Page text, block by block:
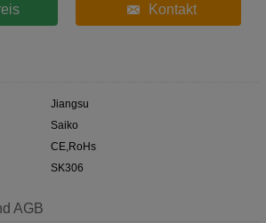
Kontakt
Jiangsu
Saiko
CE,RoHs
SK306
AGB